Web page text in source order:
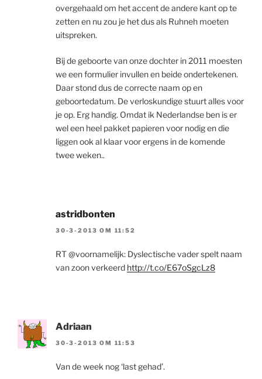
overgehaald om het accent de andere kant op te
zetten en nu zou je het dus als Ruhneh moeten
uitspreken.
Bij de geboorte van onze dochter in 2011 moesten
we een formulier invullen en beide ondertekenen.
Daar stond dus de correcte naam op en
geboortedatum. De verloskundige stuurt alles voor
je op. Erg handig. Omdat ik Nederlandse ben is er
wel een heel pakket papieren voor nodig en die
liggen ook al klaar voor ergens in de komende
twee weken..
astridbonten
30-3-2013 OM 11:52
RT @voornamelijk: Dyslectische vader spelt naam
van zoon verkeerd http://t.co/E67oSgcLz8
Adriaan
30-3-2013 OM 11:53
Van de week nog ‘last gehad’.